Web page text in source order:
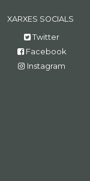
XARXES SOCIALS
Twitter
Facebook
Instagram